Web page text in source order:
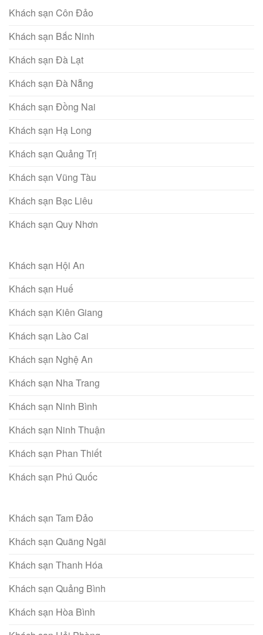
Khách sạn Côn Đảo
Khách sạn Bắc Ninh
Khách sạn Đà Lạt
Khách sạn Đà Nẵng
Khách sạn Đồng Nai
Khách sạn Hạ Long
Khách sạn Quảng Trị
Khách sạn Vũng Tàu
Khách sạn Bạc Liêu
Khách sạn Quy Nhơn
Khách sạn Hội An
Khách sạn Huế
Khách sạn Kiên Giang
Khách sạn Lào Cai
Khách sạn Nghệ An
Khách sạn Nha Trang
Khách sạn Ninh Bình
Khách sạn Ninh Thuận
Khách sạn Phan Thiết
Khách sạn Phú Quốc
Khách sạn Tam Đảo
Khách sạn Quãng Ngãi
Khách sạn Thanh Hóa
Khách sạn Quảng Bình
Khách sạn Hòa Bình